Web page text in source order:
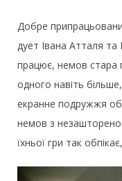
Добре
дует Івана Атталя
працює, немов стара
одного навіть
екранне подружжя
немов з
їхньої гри так